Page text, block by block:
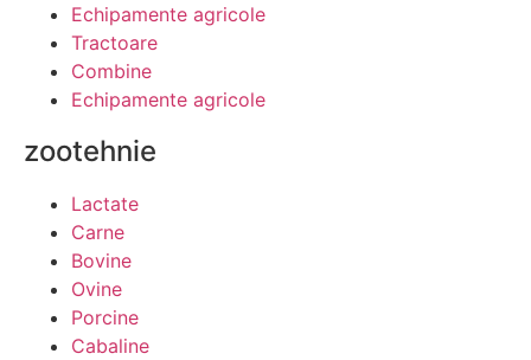
Echipamente agricole
Tractoare
Combine
Echipamente agricole
zootehnie
Lactate
Carne
Bovine
Ovine
Porcine
Cabaline